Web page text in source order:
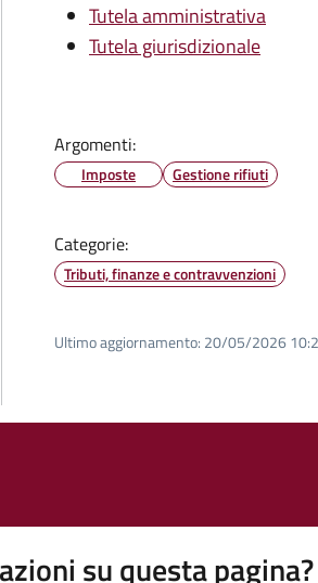
Tutela amministrativa
Tutela giurisdizionale
Argomenti:
Imposte Gestione rifiuti
Categorie:
Tributi, finanze e contravvenzioni
Ultimo aggiornamento: 20/05/2026
su questa pagina?